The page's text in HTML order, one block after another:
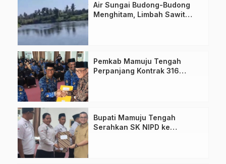
Air Sungai Budong-Budong
Menghitam, Limbah Sawit
Pemkab Mamuju Tengah
Perpanjang Kontrak 316
Bupati Mamuju Tengah
Serahkan SK NIPD ke